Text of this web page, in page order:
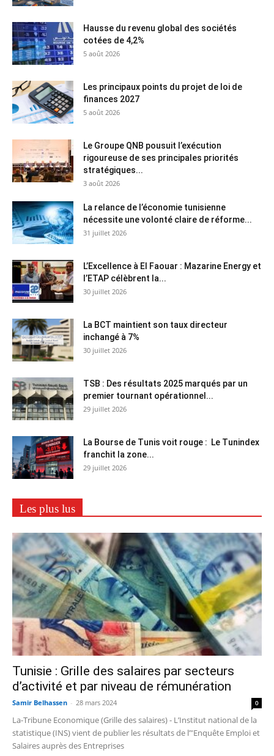
Hausse du revenu global des sociétés
cotées de 4,2%
5 août 2026
Les principaux points du projet de loi de
finances 2027
5 août 2026
Le Groupe QNB pousuit l’exécution
rigoureuse de ses principales priorités
stratégiques...
3 août 2026
La relance de l’économie tunisienne
nécessite une volonté claire de réforme...
31 juillet 2026
L’Excellence à El Faouar : Mazarine Energy et
l’ETAP célèbrent la...
30 juillet 2026
La BCT maintient son taux directeur
inchangé à 7%
30 juillet 2026
TSB : Des résultats 2025 marqués par un
premier tournant opérationnel...
29 juillet 2026
La Bourse de Tunis voit rouge : Le Tunindex
franchit la zone...
29 juillet 2026
Les plus lus
Tunisie : Grille des salaires par secteurs
d’activité et par niveau de rémunération
Samir Belhassen - 28 mars 2024 0
La-Tribune Economique (Grille des salaires) - L’Institut national de la
statistique (INS) vient de publier les résultats de l’"Enquête Emploi et
Salaires auprès des Entreprises